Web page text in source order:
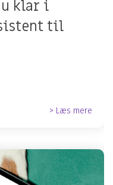
klar i
til
> Læs mere